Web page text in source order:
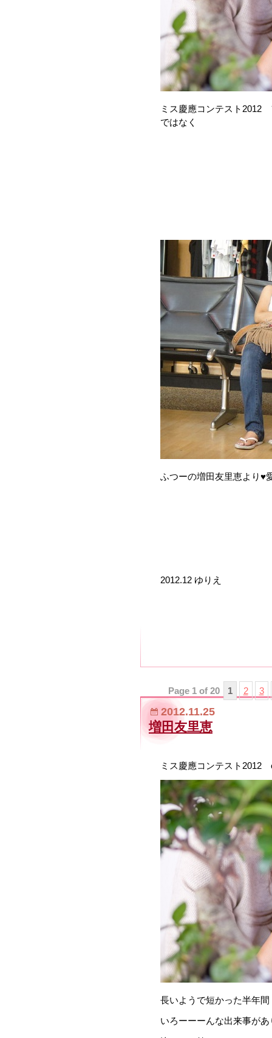
ミス慶應コンテスト
ではなく
ふつーの増田友里恵より♥
2012.12 ゆりえ
Page 1 of 20 1 2 3
2012.11.25
増田友里恵
ミス慶應コンテスト2012
長いようで短かった半年間
いろーーーんな出来事が